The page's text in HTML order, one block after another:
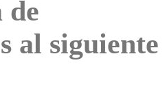
de
al siguiente